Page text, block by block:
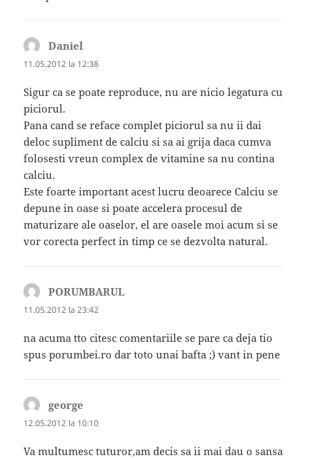
Daniel
11.05.2012 la 12:38
Sigur ca se poate reproduce, nu are nicio legatura cu
piciorul.
Pana cand se reface complet piciorul sa nu ii dai
deloc supliment de calciu si sa ai grija daca cumva
folosesti vreun complex de vitamine sa nu contina
calciu.
Este foarte important acest lucru deoarece Calciu se
depune in oase si poate accelera procesul de
maturizare ale oaselor, el are oasele moi acum si se
vor corecta perfect in timp ce se dezvolta natural.
PORUMBARUL
11.05.2012 la 23:42
na acuma tto citesc comentariile se pare ca deja tio
spus porumbei.ro dar toto unai bafta ;) vant in pene
george
12.05.2012 la 10:10
Va multumesc tuturor,am decis sa ii mai dau o sansa